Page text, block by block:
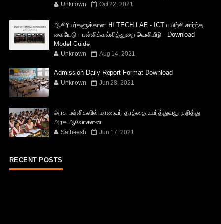
Unknown Oct 22, 2021
ஆசிரியர்களுக்கான HI TECH LAB - ICT பயிற்சி சார்ந்த
கையேடு - பள்ளிக்கல்வித்துறை வெளியீடு - Download
Model Guide
Unknown Aug 14, 2021
Admission Daily Report Format Download
Unknown Jun 28, 2021
அரசு பள்ளிகளில் மாணவர் தரத்தை உயர்த்துவது குறித்து
அரசு ஆலோசனை
Satheesh Jun 17, 2021
RECENT POSTS